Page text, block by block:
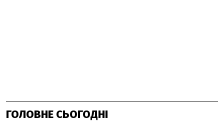
ГОЛОВНЕ СЬОГОДНІ